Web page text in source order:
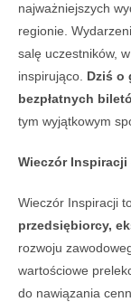
najważniejszych
regionie.
salę uczestników,
inspirująco. Dziś o
bezpłatnych
tym wyjątkowym
Wieczór Inspiracji
Wieczór Inspiracji
przedsiębiorcy,
rozwoju
wartościowe
do nawiązania